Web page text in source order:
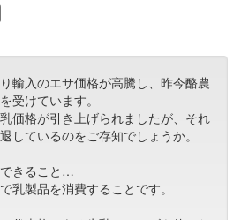
輸入のエサ価格が高騰し、昨今酪農
受けています。
価格が引き上げられましたが、それ
しているのをご存知でしょうか。
きること…
乳製品を消費することです。